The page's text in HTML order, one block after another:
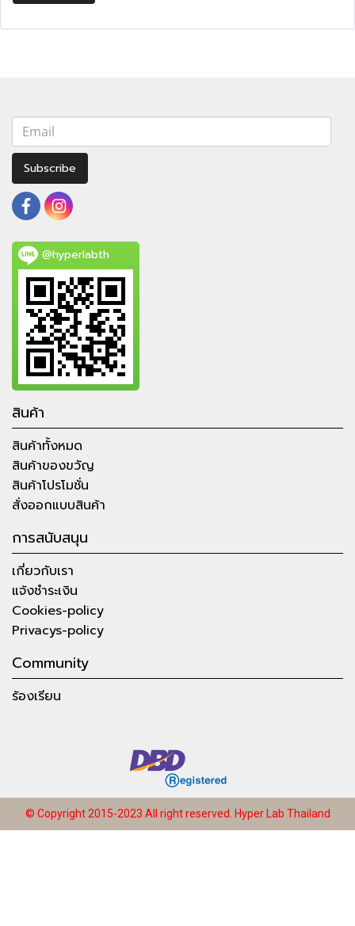
Subscribe
@hyperlabth
สินค้า
สินค้าทั้งหมด
สินค้าของขวัญ
สินค้าโปรโมชั่น
สั่งออกแบบสินค้า
การสนับสนุน
เกี่ยวกับเรา
แจ้งชำระเงิน
Cookies-policy
Privacys-policy
Community
ร้องเรียน
© Copyright 2015-2023 All right reserved. Hyper Lab Thailand